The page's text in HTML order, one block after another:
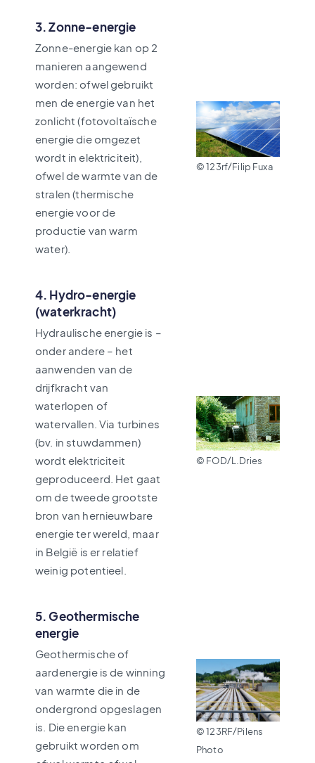
3. Zonne-energie
Zonne-energie kan op 2
manieren aangewend
worden: ofwel gebruikt
men de energie van het
zonlicht (fotovoltaïsche
energie die omgezet
wordt in elektriciteit),
ofwel de warmte van de
stralen (thermische
energie voor de
productie van warm
water).
© 123rf/Filip Fuxa
4. Hydro-energie
(waterkracht)
Hydraulische energie is –
onder andere – het
aanwenden van de
drijfkracht van
waterlopen of
watervallen. Via turbines
(bv. in stuwdammen)
wordt elektriciteit
geproduceerd. Het gaat
om de tweede grootste
bron van hernieuwbare
energie ter wereld, maar
in België is er relatief
weinig potentieel.
© FOD/L.Dries
5. Geothermische
energie
Geothermische of
aardenergie is de winning
van warmte die in de
ondergrond opgeslagen
is. Die energie kan
gebruikt worden om
© 123RF/Pilens
Photo